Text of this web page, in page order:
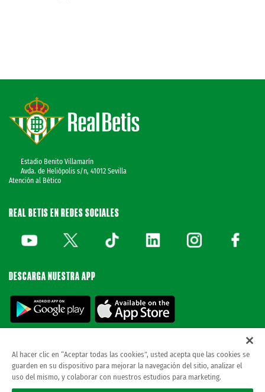
Estadio Benito Villamarín
Avda. de Heliópolis s/n, 41012 Sevilla
Atención al Bético
REAL BETIS EN REDES SOCIALES
DESCARGA NUESTRA APP
© REAL BETIS BALOMPIE.esta página web es la única oficial del real betis balompie.
todos los derechos reservados.
Al hacer clic en “Aceptar todas las cookies”, usted acepta que las cookies se
guarden en su dispositivo para mejorar la navegación del sitio, analizar el
uso del mismo, y colaborar con nuestros estudios para marketing.